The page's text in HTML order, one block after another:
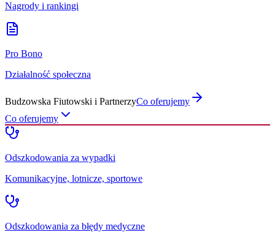
Nagrody i rankingi
Pro Bono
Działalność społeczna
Budzowska Fiutowski i PartnerzyCo oferujemy
Co oferujemy
Odszkodowania za wypadki
Komunikacyjne, lotnicze, sportowe
Odszkodowania za błędy medyczne